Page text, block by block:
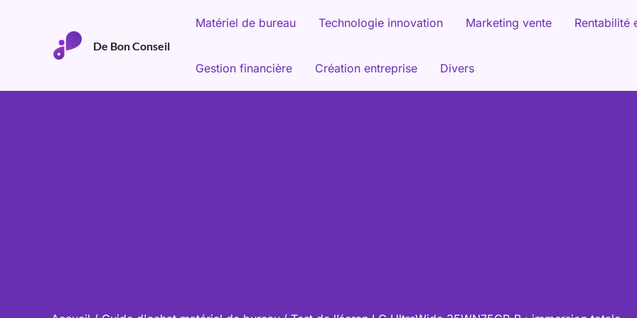
De Bon Conseil
Matériel de bureau Technologie innovation Marketing vente Rentabilité
Gestion financière Création entreprise Divers